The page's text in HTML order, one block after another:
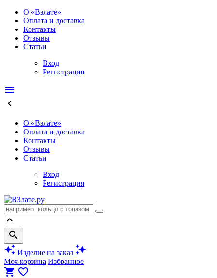
О «Взлате»
Оплата и доставка
Контакты
Отзывы
Статьи
Вход
Регистрация
menu
keyboard_arrow_left
О «Взлате»
Оплата и доставка
Контакты
Отзывы
Статьи
Вход
Регистрация
keyboard_arrow_up
search
auto_awesome Изделие на заказ auto_awesome
Моя корзина Избранное
shopping_cart favorite_border